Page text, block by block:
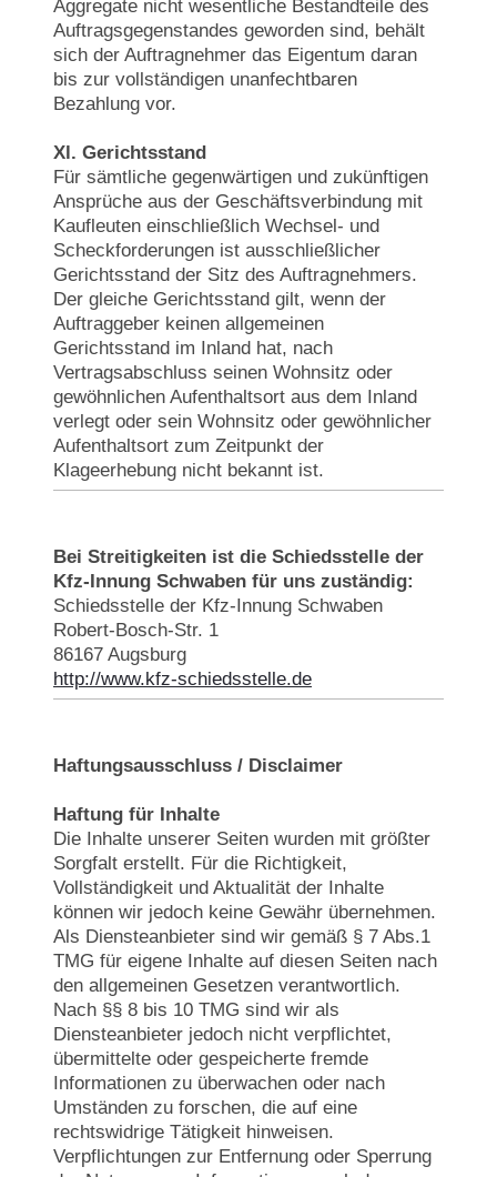
Aggregate nicht wesentliche Bestandteile des
Auftragsgegenstandes geworden sind, behält
sich der Auftragnehmer das Eigentum daran
bis zur vollständigen unanfechtbaren
Bezahlung vor.
Xl. Gerichtsstand
Für sämtliche gegenwärtigen und zukünftigen
Ansprüche aus der Geschäftsverbindung mit
Kaufleuten einschließlich Wechsel- und
Scheckforderungen ist ausschließlicher
Gerichtsstand der Sitz des Auftragnehmers.
Der gleiche Gerichtsstand gilt, wenn der
Auftraggeber keinen allgemeinen
Gerichtsstand im Inland hat, nach
Vertragsabschluss seinen Wohnsitz oder
gewöhnlichen Aufenthaltsort aus dem Inland
verlegt oder sein Wohnsitz oder gewöhnlicher
Aufenthaltsort zum Zeitpunkt der
Klageerhebung nicht bekannt ist.
Bei Streitigkeiten ist die Schiedsstelle der
Kfz-Innung Schwaben für uns zuständig:
Schiedsstelle der Kfz-Innung Schwaben
Robert-Bosch-Str. 1
86167 Augsburg
http://www.kfz-schiedsstelle.de
Haftungsausschluss / Disclaimer
Haftung für Inhalte
Die Inhalte unserer Seiten wurden mit größter
Sorgfalt erstellt. Für die Richtigkeit,
Vollständigkeit und Aktualität der Inhalte
können wir jedoch keine Gewähr übernehmen.
Als Diensteanbieter sind wir gemäß § 7 Abs.1
TMG für eigene Inhalte auf diesen Seiten nach
den allgemeinen Gesetzen verantwortlich.
Nach §§ 8 bis 10 TMG sind wir als
Diensteanbieter jedoch nicht verpflichtet,
übermittelte oder gespeicherte fremde
Informationen zu überwachen oder nach
Umständen zu forschen, die auf eine
rechtswidrige Tätigkeit hinweisen.
Verpflichtungen zur Entfernung oder Sperrung